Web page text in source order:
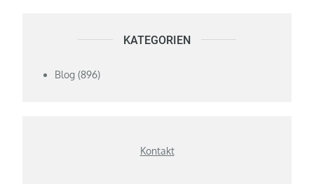
KATEGORIEN
Blog (896)
Kontakt